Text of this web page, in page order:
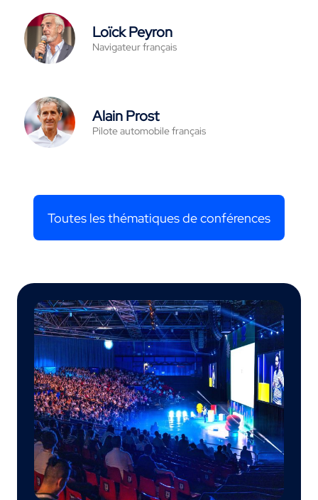
Loïck Peyron
Navigateur français
Alain Prost
Pilote automobile français
Toutes les thématiques de conférences